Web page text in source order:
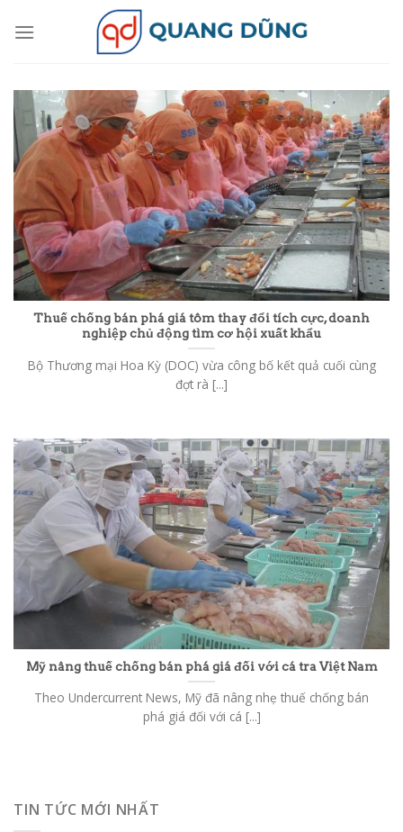
Thuế chống bán phá giá tôm thay đổi tích cực, doanh
nghiệp chủ động tìm cơ hội xuất khẩu
Bộ Thương mại Hoa Kỳ (DOC) vừa công bố kết quả cuối cùng
đợt rà [...]
Mỹ nâng thuế chống bán phá giá đối với cá tra Việt Nam
Theo Undercurrent News, Mỹ đã nâng nhẹ thuế chống bán
phá giá đối với cá [...]
TIN TỨC MỚI NHẤT